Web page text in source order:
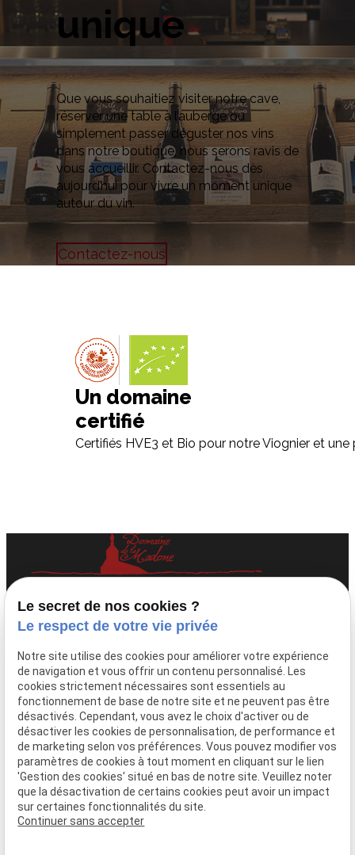
unique
Que vous souhaitiez visiter notre cave,
réserver une table à l’auberge ou
simplement passer déguster nos vins
dans notre boutique, nous serons ravis de
vous accueillir. Contactez-nous dès
aujourd’hui pour vivre un moment unique
autour du vin.
Contactez-nous
Un domaine
certifié
Certifiés HVE3 et Bio pour notre Viognier et
Domaine viticole familial à Fleurie, au cœur
du Beaujolais.
Téléphone
04 74 69 81 51
Adresse
1230 Route de
la Madone
69820 Fleurie
Accueil
Nos actualités
Contact
Le secret de nos cookies ?
Le respect de votre vie privée
Notre site utilise des cookies pour améliorer votre expérience
de navigation et vous offrir un contenu personnalisé. Les
cookies strictement nécessaires sont essentiels au
fonctionnement de base de notre site et ne peuvent pas être
désactivés. Cependant, vous avez le choix d'activer ou de
désactiver les cookies de personnalisation, de performance et
de marketing selon vos préférences. Vous pouvez modifier vos
paramètres de cookies à tout moment en cliquant sur le lien
'Gestion des cookies' situé en bas de notre site. Veuillez noter
que la désactivation de certains cookies peut avoir un impact
sur certaines fonctionnalités du site.
Continuer sans accepter